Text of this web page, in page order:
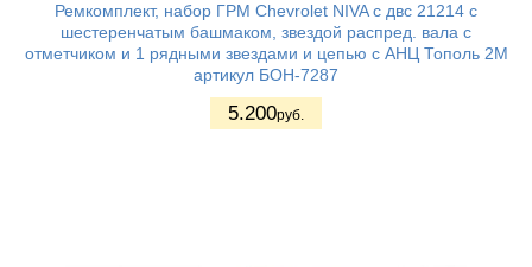
Ремкомплект, набор ГРМ Chevrolet NIVA с двс 21214 с
шестеренчатым башмаком, звездой распред. вала с
отметчиком и 1 рядными звездами и цепью с АНЦ Тополь 2М
артикул БОН-7287
5.200руб.